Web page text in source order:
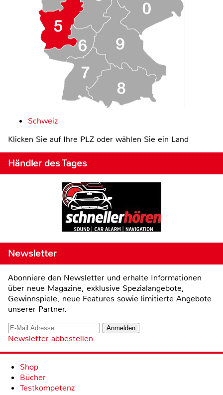
Schweiz
Klicken Sie auf Ihre PLZ oder wählen Sie ein Land
Händler des Tages
Newsletter
Abonniere den Newsletter und erhalte Informationen
über neue Magazine, exklusive Spezialangebote,
Gewinnspiele, neue Features sowie limitierte Angebote
unserer Partner.
Newsletter abbestellen
Shop
Bücher
Testkompetenz